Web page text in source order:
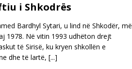
i Shkodrës
Bardhyl Sytari, u lind në Shkodër, më
1978. Në vitin 1993 udhëton drejt
të Sirisë, ku kryen shkollën e
dhe të lartë, [...]